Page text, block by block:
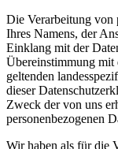
Die Verarbeitung von
Ihres Namens, der
Einklang mit der
Übereinstimmung
geltenden
dieser
Zweck der von uns
personenbezogenen
Wir haben als für die